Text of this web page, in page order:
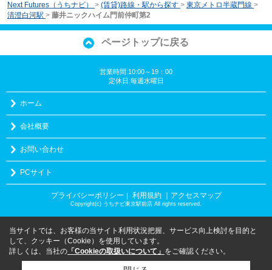
Next Futures（うちナビ） > (賃貸)路線・駅から探す > 東京メトロ半蔵門線 >
清澄白河駅 > 藤井ニックハイム門前仲町第2
ページトップに戻る
営業時間:10:00～19：00
定休日:毎週水曜日
ホーム
会社概要
お問い合わせ
PCサイト
プライバシーポリシー 利用規約 ｜アクセスマップ
Copyright(c) うちナビ東京駅前店 All rights reserved.
当サイトでは、お客様の当サイト利用状況把握、サービス向上検討を目的と
して、クッキー（Cookie）を使用しています。
詳しくは、当社の 「Cookieの取扱いについて」 をご確認ください。